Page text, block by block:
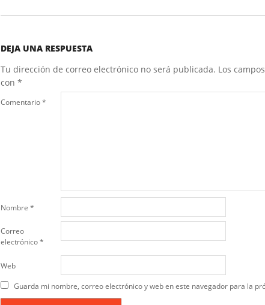
DEJA UNA RESPUESTA
Tu dirección de correo electrónico no será publicada. Los
con *
Comentario*
Nombre *
Correo
electrónico*
Web
Guarda mi nombre, correo electrónico y web en este navegador para la